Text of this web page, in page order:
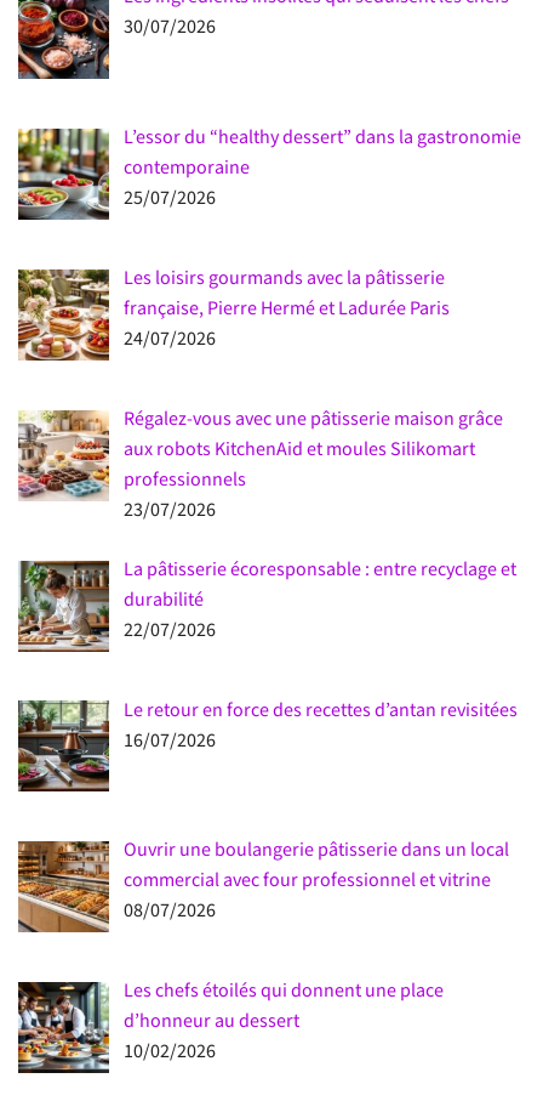
30/07/2026
L’essor du “healthy dessert” dans la gastronomie
contemporaine
25/07/2026
Les loisirs gourmands avec la pâtisserie
française, Pierre Hermé et Ladurée Paris
24/07/2026
Régalez-vous avec une pâtisserie maison grâce
aux robots KitchenAid et moules Silikomart
professionnels
23/07/2026
La pâtisserie écoresponsable : entre recyclage et
durabilité
22/07/2026
Le retour en force des recettes d’antan revisitées
16/07/2026
Ouvrir une boulangerie pâtisserie dans un local
commercial avec four professionnel et vitrine
08/07/2026
Les chefs étoilés qui donnent une place
d’honneur au dessert
10/02/2026